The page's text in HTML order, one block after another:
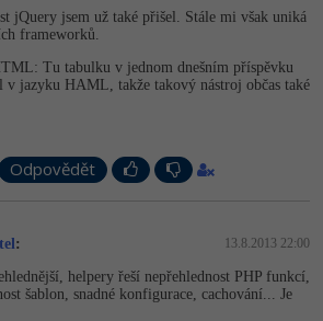
jQuery jsem už také přišel. Stále mi však uniká
frameworků.
Tu tabulku v jednom dnešním příspěvku
v jazyku HAML, takže takový nástroj občas také
Odpovědět
: 13.8.2013 22:00
helpery řeší nepřehlednost PHP funkcí,
šablon, snadné konfigurace, cachování... Je